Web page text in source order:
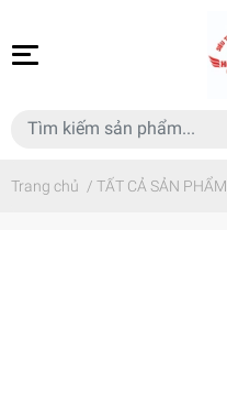
Trang chủ / TẤT CẢ SẢN PHẨM